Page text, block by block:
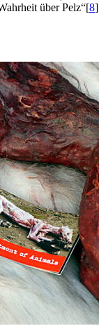
über Pelz“[8]